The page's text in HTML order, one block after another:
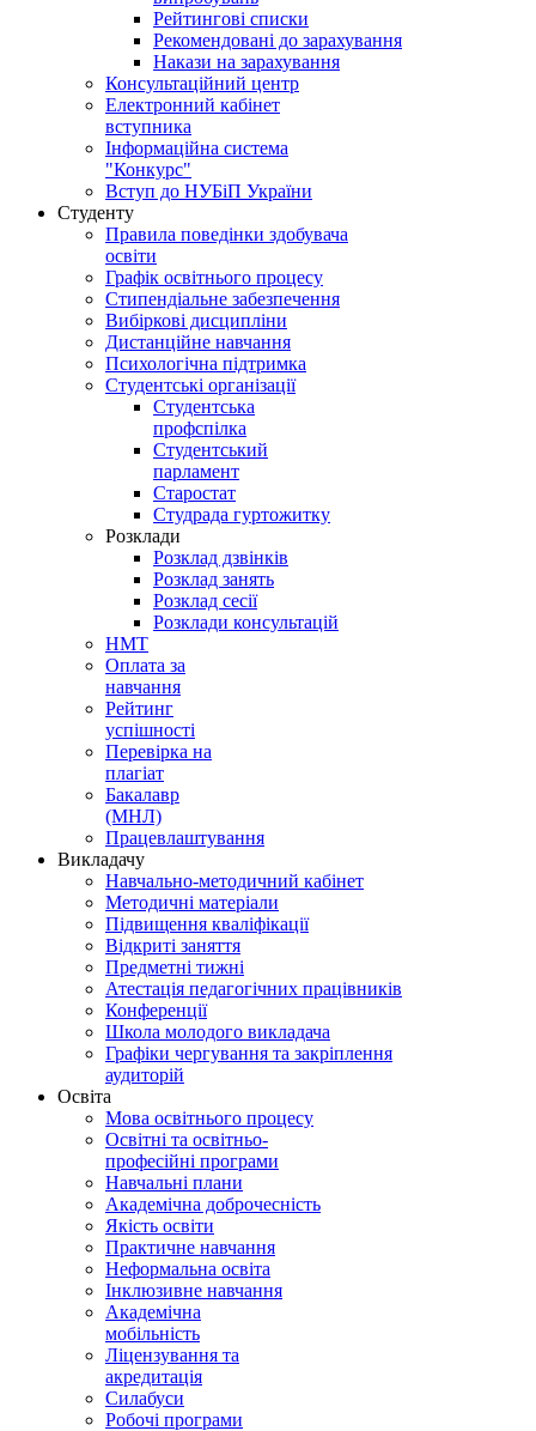
Рейтингові списки
Рекомендовані до зарахування
Накази на зарахування
Консультаційний центр
Електронний кабінет
вступника
Інформаційна система
"Конкурс"
Вступ до НУБіП України
Студенту
Правила поведінки здобувача
освіти
Графік освітнього процесу
Стипендіальне забезпечення
Вибіркові дисципліни
Дистанційне навчання
Психологічна підтримка
Студентські організації
Студентська
профспілка
Студентський
парламент
Старостат
Студрада гуртожитку
Розклади
Розклад дзвінків
Розклад занять
Розклад сесії
Розклади консультацій
НМТ
Оплата за
навчання
Рейтинг
успішності
Перевірка на
плагіат
Бакалавр
(МНЛ)
Працевлаштування
Викладачу
Навчально-методичний кабінет
Методичні матеріали
Підвищення кваліфікації
Відкриті заняття
Предметні тижні
Атестація педагогічних працівників
Конференції
Школа молодого викладача
Графіки чергування та закріплення
аудиторій
Освіта
Мова освітнього процесу
Освітні та освітньо-
професійні програми
Навчальні плани
Академічна доброчесність
Якість освіти
Практичне навчання
Неформальна освіта
Інклюзивне навчання
Академічна
мобільність
Ліцензування та
акредитація
Силабуси
Робочі програми